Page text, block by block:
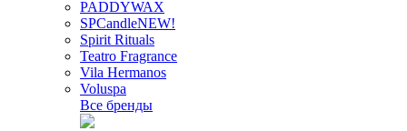
PADDYWAX
SPCandleNEW!
Spirit Rituals
Teatro Fragrance
Vila Hermanos
Voluspa
Все бренды